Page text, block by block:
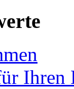
Ihren